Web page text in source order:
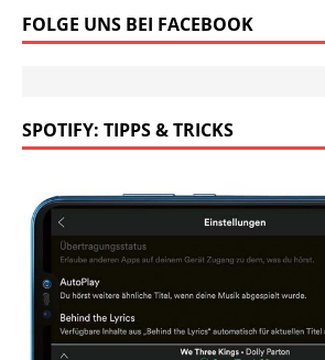
FOLGE UNS BEI FACEBOOK
SPOTIFY: TIPPS & TRICKS